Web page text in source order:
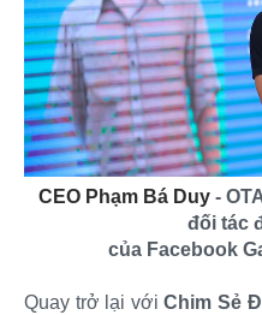
CEO Phạm Bá Duy-
đối tác
của Facebook
Quay trở lại vớiChim Sẻ